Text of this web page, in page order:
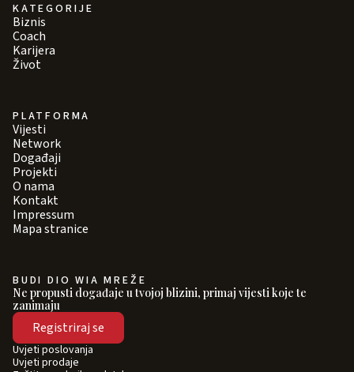
KATEGORIJE
Biznis
Coach
Karijera
Život
PLATFORMA
Vijesti
Network
Događaji
Projekti
O nama
Kontakt
Impressum
Mapa stranice
BUDI DIO WIA MREŽE
Ne propusti događaje u tvojoj blizini, primaj vijesti koje te
zanimaju
Registriraj se
Uvjeti poslovanja
Uvjeti prodaje